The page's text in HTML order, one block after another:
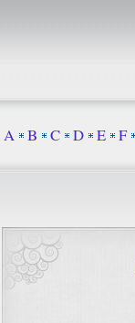
A B C D E F